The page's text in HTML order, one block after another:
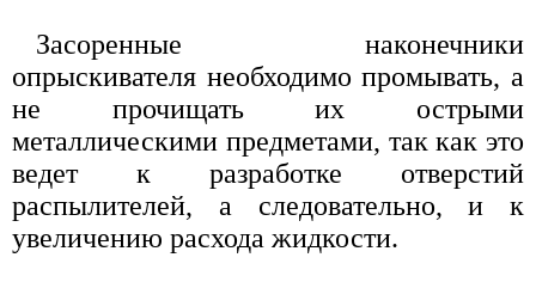
Засоренные наконечники
опрыскивателя необходимо промывать, а
не прочищать их острыми
металлическими предметами, так как это
ведет к разработке отверстий
распылителей, а следовательно, и к
увеличению расхода жидкости.